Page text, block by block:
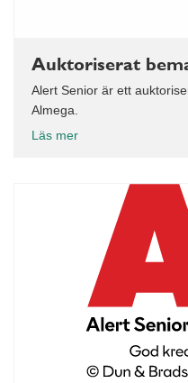
Auktoriserat
Alert Senior är ett
Almega.
Läs mer